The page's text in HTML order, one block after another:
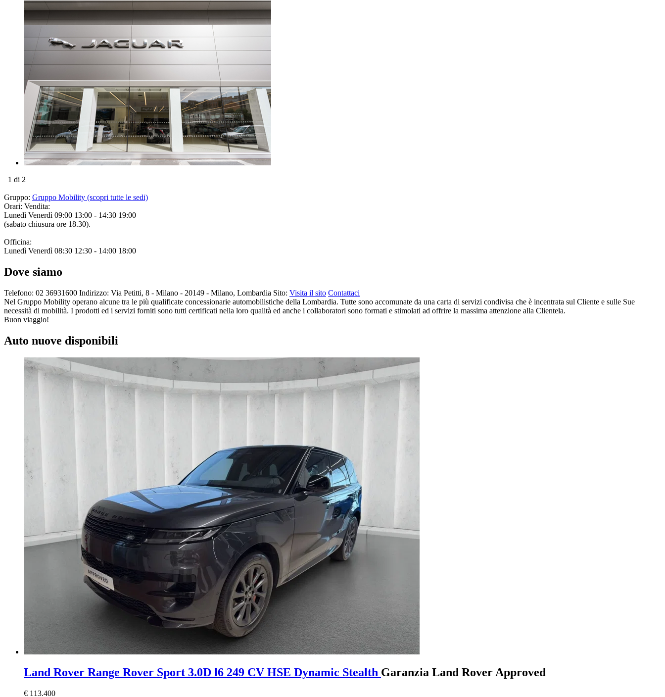
1 di 2
Gruppo: Gruppo Mobility (scopri tutte le sedi)
Orari: Vendita:
Lunedì Venerdì 09:00 13:00 - 14:30 19:00
(sabato chiusura ore 18.30).
Officina:
Lunedì Venerdì 08:30 12:30 - 14:00 18:00
Dove siamo
Telefono: 02 36931600 Indirizzo: Via Petitti, 8 - Milano - 20149 - Milano, Lombardia Sito: Visita il sito Contattaci
Nel Gruppo Mobility operano alcune tra le più qualificate concessionarie automobilistiche della Lombardia. Tutte sono accomunate da una carta di servizi condivisa che è incentrata sul Cliente e sulle Sue
necessità di mobilità. I prodotti ed i servizi forniti sono tutti certificati nella loro qualità ed anche i collaboratori sono formati e stimolati ad offrire la massima attenzione alla Clientela.
Buon viaggio!
Auto nuove disponibili
Land Rover Range Rover Sport 3.0D l6 249 CV HSE Dynamic Stealth Garanzia Land Rover Approved
€ 113.400